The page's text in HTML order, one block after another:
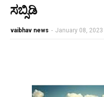
ಸಬ್ಸಿಡಿ
vaibhav news - January 08, 2023